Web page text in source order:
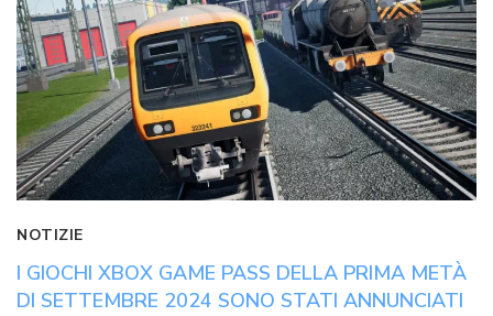
NOTIZIE
I GIOCHI XBOX GAME PASS DELLA PRIMA METÀ
DI SETTEMBRE 2024 SONO STATI ANNUNCIATI